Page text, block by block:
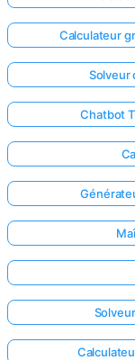
Calculateur
Solveur
Chatbot